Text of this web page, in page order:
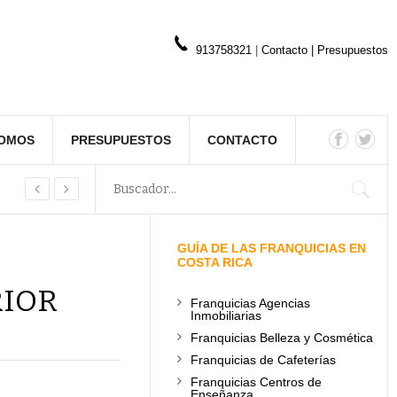
913758321 Contacto Presupuestos
PRESUPUESTOS CONTACTO
GUÍA DE LAS FRANQUICIAS EN
COSTA RICA
Franquicias Agencias
Inmobiliarias
Franquicias Belleza y Cosmética
Franquicias de Cafeterías
Franquicias Centros de